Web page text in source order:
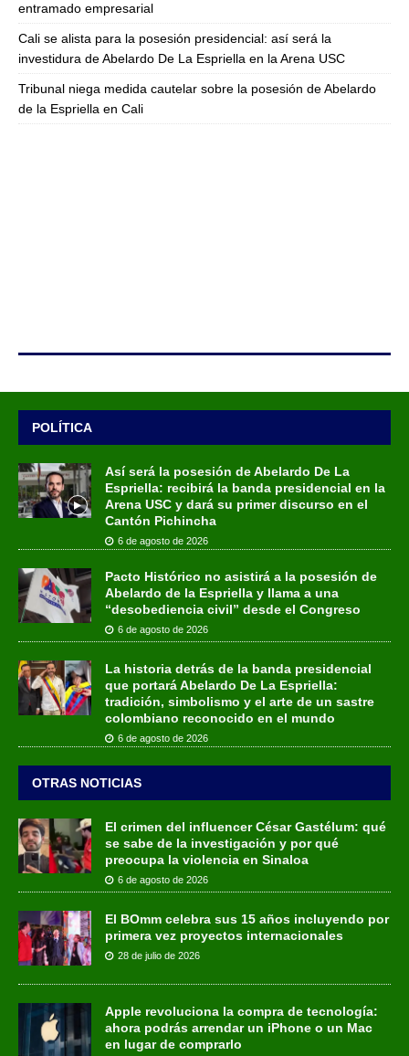
entramado empresarial
Cali se alista para la posesión presidencial: así será la
investidura de Abelardo De La Espriella en la Arena USC
Tribunal niega medida cautelar sobre la posesión de Abelardo
de la Espriella en Cali
POLÍTICA
Así será la posesión de Abelardo De La
Espriella: recibirá la banda presidencial en la
Arena USC y dará su primer discurso en el
Cantón Pichincha
6 de agosto de 2026
Pacto Histórico no asistirá a la posesión de
Abelardo de la Espriella y llama a una
“desobediencia civil” desde el Congreso
6 de agosto de 2026
La historia detrás de la banda presidencial
que portará Abelardo De La Espriella:
tradición, simbolismo y el arte de un sastre
colombiano reconocido en el mundo
6 de agosto de 2026
OTRAS NOTICIAS
El crimen del influencer César Gastélum: qué
se sabe de la investigación y por qué
preocupa la violencia en Sinaloa
6 de agosto de 2026
El BOmm celebra sus 15 años incluyendo por
primera vez proyectos internacionales
28 de julio de 2026
Apple revoluciona la compra de tecnología:
ahora podrás arrendar un iPhone o un Mac
en lugar de comprarlo